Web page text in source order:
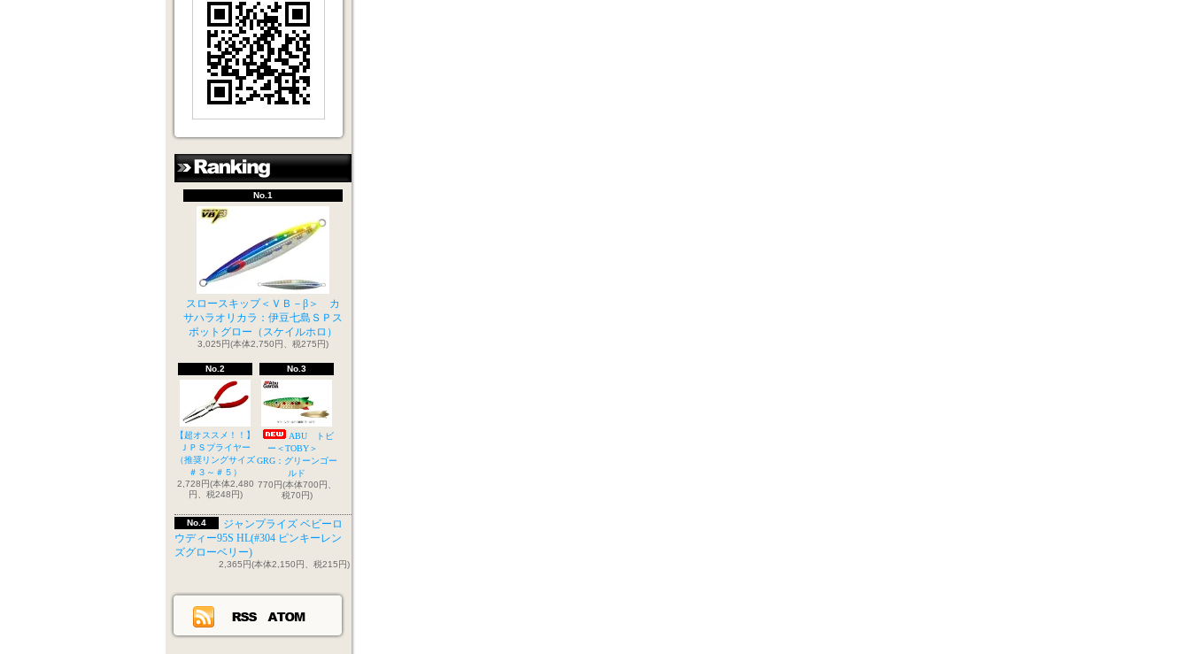
No.1
スロースキップ＜ＶＢ－β＞ カ
サハラオリカラ：伊豆七島ＳＰス
ポットグロー（スケイルホロ）
3,025円(本体2,750円、税275円)
No.2
【超オススメ！！】
ＪＰＳプライヤー
（推奨リングサイズ
＃３～＃５）
2,728円(本体2,480
円、税248円)
No.3
ABU トビ
ー＜TOBY＞
GRG：グリーンゴー
ルド
770円(本体700円、
税70円)
No.4
ジャンプライズ ベビーロ
ウディー95S HL(#304 ピンキーレン
ズグローベリー)
2,365円(本体2,150円、税215円)